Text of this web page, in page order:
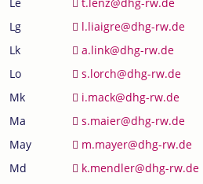
Lg
l.liaigre@dhg-rw.de
Lk
a.link@dhg-rw.de
Lo
s.lorch@dhg-rw.de
Mk
i.mack@dhg-rw.de
Ma
s.maier@dhg-rw.de
May
m.mayer@dhg-rw.de
Md
k.mendler@dhg-rw.de